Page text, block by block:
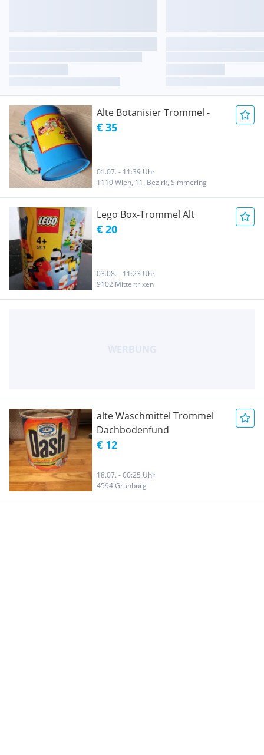
Alte Botanisier Trommel -
€ 35
01.07. - 11:39 Uhr
1110 Wien, 11. Bezirk, Simmering
Lego Box-Trommel Alt
€ 20
03.08. - 11:23 Uhr
9102 Mittertrixen
alte Waschmittel Trommel
Dachbodenfund
€ 12
18.07. - 00:25 Uhr
4594 Grünburg